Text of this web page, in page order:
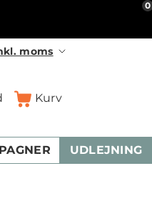
moms
Kurv
0
UDLEJNING